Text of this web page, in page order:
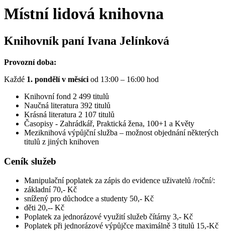
Místní lidová knihovna
Knihovník paní Ivana Jelínková
Provozní doba:
Každé 1. pondělí v měsíci od 13:00 – 16:00 hod
Knihovní fond 2 499 titulů
Naučná literatura 392 titulů
Krásná literatura 2 107 titulů
Časopisy - Zahrádkář, Praktická žena, 100+1 a Květy
Meziknihová výpůjční služba – možnost objednání některých
titulů z jiných knihoven
Ceník služeb
Manipulační poplatek za zápis do evidence uživatelů /roční/:
základní 70,- Kč
snížený pro důchodce a studenty 50,- Kč
děti 20,-- Kč
Poplatek za jednorázové využití služeb čítárny 3,- Kč
Poplatek při jednorázové výpůjčce maximálně 3 titulů 15,-Kč